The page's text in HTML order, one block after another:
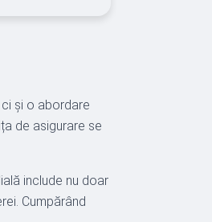
și o abordare
de asigurare se
include nu doar
Cumpărând